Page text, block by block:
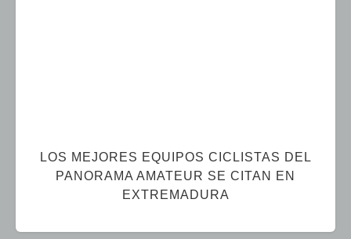
LOS MEJORES EQUIPOS CICLISTAS DEL
PANORAMA AMATEUR SE CITAN EN
EXTREMADURA